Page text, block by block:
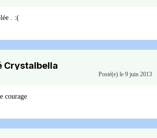
. :(
Crystalbella
Posté(e) le 9 juin 2013
courage